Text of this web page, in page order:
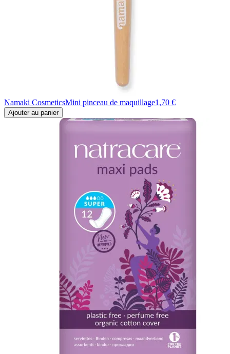
Namaki CosmeticsMini pinceau de maquillage1,70 €
Ajouter au panier